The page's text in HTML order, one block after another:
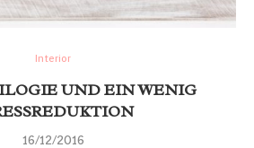
Interior
UND EIN WENIG
16/12/2016